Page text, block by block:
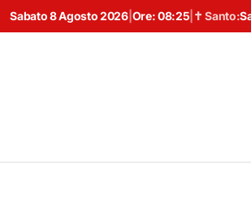
Sabato 8 Agosto 2026| Ore:08:25 ✝ Santo: